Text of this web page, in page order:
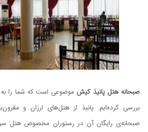
صبحانه هتل پانیذ کیش موضوعی است که شما را به
بررسی کرده‌ایم. پانیذ از هتل‌های ارزان و
صبحانه‌ی رایگان آن در رستوران مخصوص هتل